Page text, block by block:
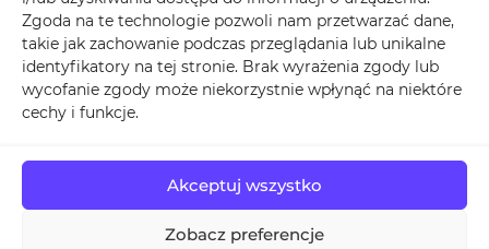
Zgoda na te technologie pozwoli nam przetwarzać dane,
takie jak zachowanie podczas przeglądania lub unikalne
identyfikatory na tej stronie. Brak wyrażenia zgody lub
wycofanie zgody może niekorzystnie wpłynąć na niektóre
cechy i funkcje.
Akceptuj wszystko
Zobacz preferencje
8,99ZŁ 14,99ZŁ
I jeszcze, jeszcze więcej…
Istnieją również narzędzia większego kalibru. Oprócz
tego, że warto przejrzećpolubione strony na